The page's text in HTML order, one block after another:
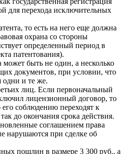
для перехода исключительных
, то есть на него еще должна
охрана со стороны
определенный период в
патентования).
может быть не один, а несколько
документов, при условии, что
одни и те же.
лиц. Если первоначальный
лицензионный договор, то
его соблюдению переходят к
до окончания срока действия.
соглашением права
нарушаются при сделке об
пошлин в размере 3 300 руб., а